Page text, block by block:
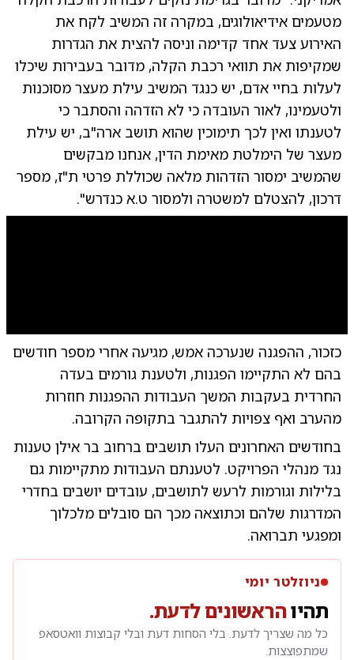
מטעמים אידיאולוגים, במקרה זה המשיב לקח את
האירוע צעד אחד קדימה וניסה להצית את הגדרות
שמקיפות את תוואי רכבת הקלה, מדובר בעבירות שיכלו
לעלות בחיי אדם, יש כנגד המשיב עילת מעצר מסוכנות
ולטעמינו, לאור העובדה כי לא הזדהה והסתבר כי
לטענתו ואין לכך תימוכין שהוא תושב ארה"ב, יש עילת
מעצר של הימלטת מאימת הדין, אנחנו מבקשים
שהמשיב ימסור הזדהות מלאה שכוללת פרטי ת"ז, מספר
דרכון, להצטלם למשטרה ולמסור ט.א כנדרש".
כזכור, ההפגנה שנערכה אמש, מגיעה אחרי מספר חודשים
בהם לא התקיימו הפגנות, ולטענת גורמים בעדה
החרדית בעקבות המשך העבודות ההפגנות חוזרות
מהערב ואף צפויות להתגבר בתקופה הקרובה.
בחודשים האחרונים העלו תושבים ברחוב בר אילן טענות
נגד מנהלי הפרויקט. לטענתם העבודות מתקיימות גם
בלילות וגורמות לרעש לתושבים, עובדים יושבים בחדרי
המדרגות שלהם וכתוצאה מכך הם סובלים מלכלוך
ומפגעי תברואה.
ניוזלטר יומי
תהיוהראשונים לדעת.
כל מה שצריך לדעת. בלי הסחות דעת ובלי קבוצות וואטסאפ
שמתפוצצות.